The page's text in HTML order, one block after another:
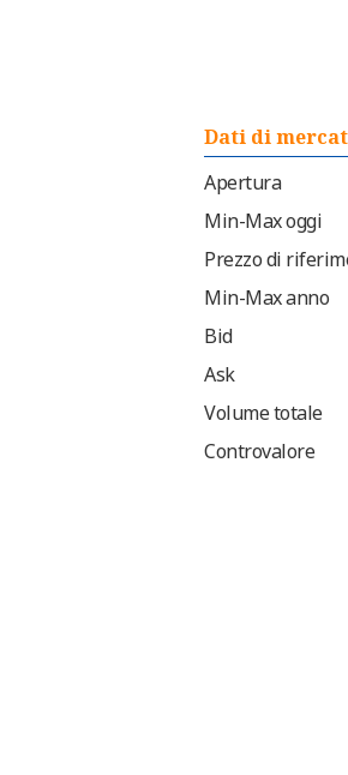
Dati di
Apertura
Min-Max oggi
Prezzo di
Min-Max anno
Bid
Ask
Volume totale
Controvalore